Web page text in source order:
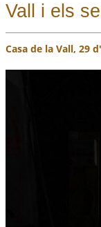
Vall i els
Casa de la Vall, 29